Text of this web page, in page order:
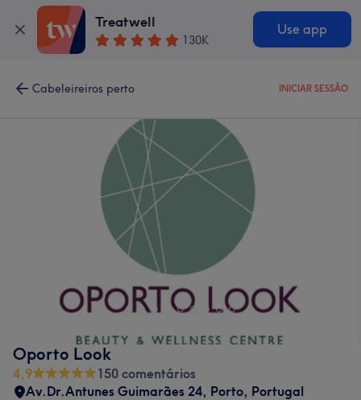
Treatwell
130K
Use app
Cabeleireiros perto INICIAR SESSÃO
Oporto Look
4,9
150 comentários
Av.Dr.Antunes Guimarães 24, Porto, Portugal